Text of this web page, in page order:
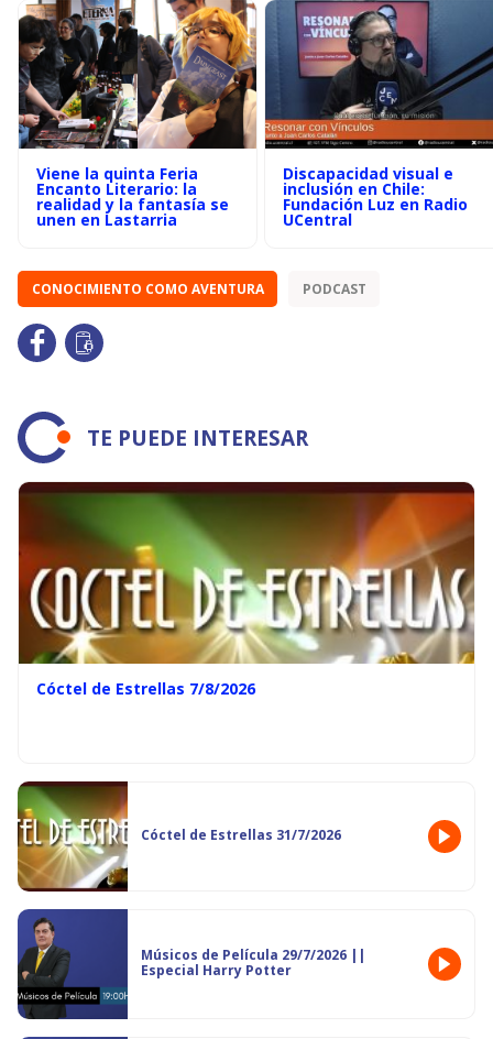
Viene la quinta Feria
Encanto Literario: la
realidad y la fantasía se
unen en Lastarria
Discapacidad visual e
inclusión en Chile:
Fundación Luz en Radio
UCentral
CONOCIMIENTO COMO AVENTURA PODCAST
TE PUEDE INTERESAR
Cóctel de Estrellas 7/8/2026
Cóctel de Estrellas 31/7/2026
Músicos de Película 29/7/2026 ||
Especial Harry Potter